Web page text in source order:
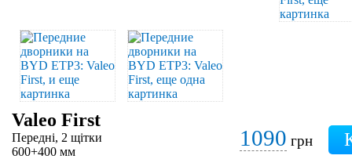
Valeo First
Передні, 2 щітки
600+400 мм
1090 грн